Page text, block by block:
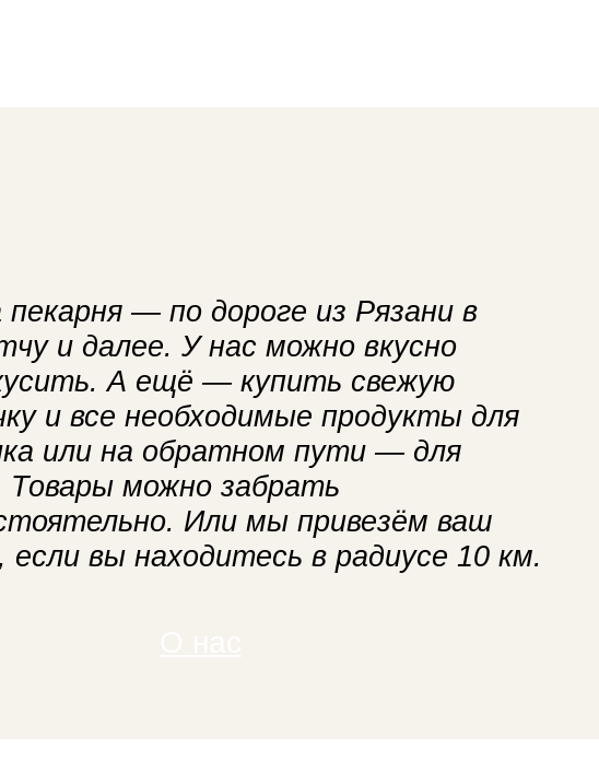
— по дороге из Рязани в
и далее. У нас можно вкусно
А ещё — купить свежую
и все необходимые продукты для
или на обратном пути — для
Товары можно забрать
Или мы привезём ваш
если вы находитесь в радиусе 10 км.